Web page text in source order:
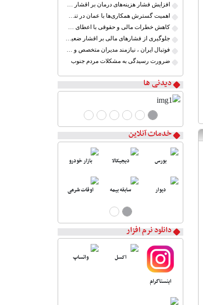
افزایش فشار هزینه‌های درمان بر اقشار ضعیف
اهمیت گسترش همکاری‌ها با عمان در تنگه هرمز
کاهش خطرات مالی و حقوقی با اعطای گواهینامه موتور سیکلت
جلوگیری از فشارهای مالی بر اقشار ضعیف جامعه ایران در شرایط بحرانی
فوتبال ایران ، نیازمند مدیران متخصص و آینده نگر
ضرورت رسیدگی به مشکلات مردم جنوب
دیدنی ها
خدمات آنلاین
بورس دیجیکالا بازار خودرو
دیوار سابقه بیمه اوقات شرعی
دانلود نرم افزار
اینستاگرام
اکسل واتساپ